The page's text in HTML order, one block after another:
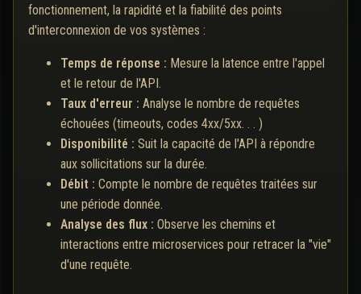
fonctionnement, la rapidité et la fiabilité des points
d'interconnexion de vos systèmes :
Temps de réponse : Mesure la latence entre l'appel
et le retour de l'API.
Taux d'erreur : Analyse le nombre de requêtes
échouées (timeouts, codes 4xx/5xx. . . )
Disponibilité : Suit la capacité de l'API à répondre
aux sollicitations sur la durée.
Débit : Compte le nombre de requêtes traitées sur
une période donnée.
Analyse des flux : Observe les chemins et
interactions entre microservices pour retracer la "vie"
d'une requête.